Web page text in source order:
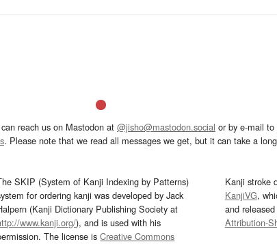
reach us on Mastodon at @jisho@mastodon.social or by e-mail to
. Please note that we read all messages we get, but it can take a
SKIP (System of Kanji Indexing by Patterns)
for ordering kanji was developed by Jack
(Kanji Dictionary Publishing Society at
www.kanji.org/), and is used with his
The license isCreative Commons
Kanji stroke
KanjiVG,
and
Attribution-